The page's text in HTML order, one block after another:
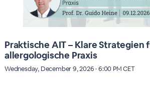
Praktische AIT – Klare Strategien
allergologische Praxis
Wednesday, December 9, 2026 · 6:00 PM CET